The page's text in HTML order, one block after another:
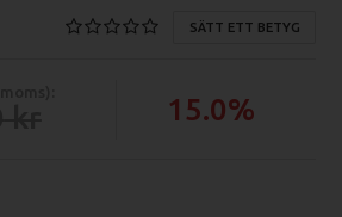
SÄTT ETT BETYG
15.0%